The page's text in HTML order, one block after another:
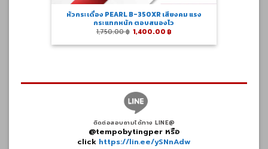
หัวกระเดื่อง PEARL B-350XR เสียงคม แรง
กระแทกหนัก ตอบสนองไว
1,750.00฿ Original
price
was:
1,400.00 ฿
is:
ติดต่อสอบถามได้ทาง LINE@
@tempobytingper หรือ
click https://lin.ee/ySNnAdw